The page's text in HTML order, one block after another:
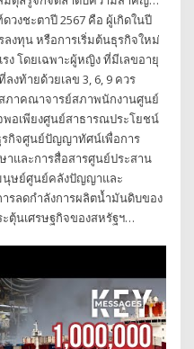
งชะตาปี 2567 คือ ผู้เกิดในปี
ลงทุน หรือการเริ่มต้นธุรกิจใหม่
ง โดยเฉพาะผู้หญิง ที่มีเลขอายุ
งท้ายด้วยเลข 3, 6, 9 ควร
ภาคณาจารย์สภาพนักงานศูนย์
อเพียงศูนย์สาธารณประโยชน์
กิจศูนย์ปัญญาทัศน์เพื่อการ
และการสื่อสารศูนย์ประสาน
นุษย์ศูนย์คลังปัญญาและ
รลดกำลังการผลิตน้ำมันดิบของ
ตุ้นเศรษฐกิจของสหรัฐฯ…